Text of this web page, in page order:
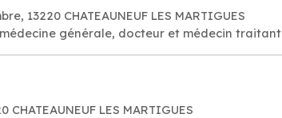
13220 CHATEAUNEUF LES MARTIGUES
générale, docteur et médecin traitant
LES MARTIGUES